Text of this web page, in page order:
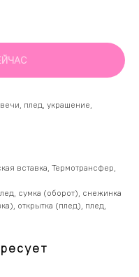
плед, украшение,
вставка, Термотрансфер,
сумка (оборот), снежинка
открытка (плед), плед,